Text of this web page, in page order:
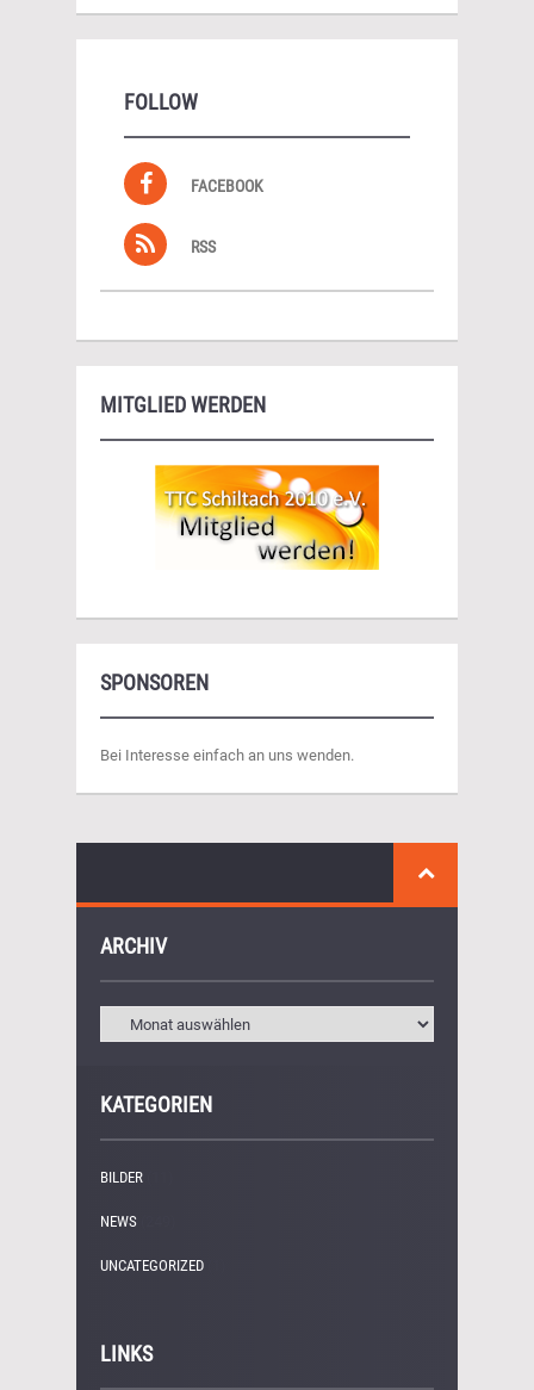
FOLLOW
FACEBOOK
RSS
MITGLIED WERDEN
SPONSOREN
Bei Interesse einfach an uns wenden.
ARCHIV
KATEGORIEN
BILDER
NEWS
UNCATEGORIZED
LINKS